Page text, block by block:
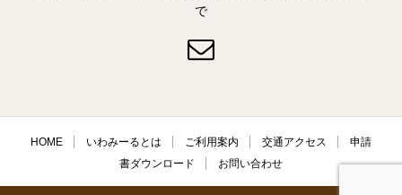
で
HOME いわみーるとは ご利用案内 交通アクセス
申請
書ダウンロード
お問い合わせ